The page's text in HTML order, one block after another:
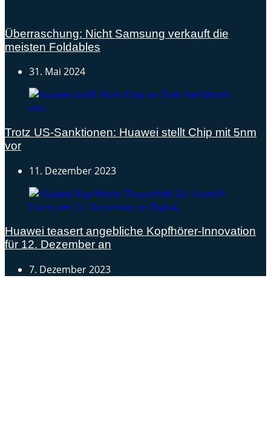
Überraschung: Nicht Samsung verkauft die
meisten Foldables
31. Mai 2024
Trotz US-Sanktionen: Huawei stellt Chip mit 5nm
vor
11. Dezember 2023
Huawei teasert angebliche Kopfhörer-Innovation
für 12. Dezember an
7. Dezember 2023